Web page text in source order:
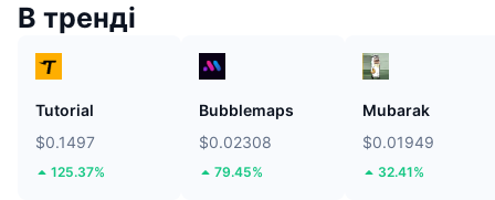
В тренді
Tutorial
$0.1497
125.37%
Bubblemaps
$0.02308
79.45%
Mubarak
$0.01949
32.41%